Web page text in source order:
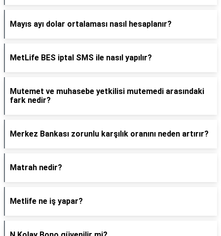
Mayıs ayı dolar ortalaması nasıl hesaplanır?
MetLife BES iptal SMS ile nasıl yapılır?
Mutemet ve muhasebe yetkilisi mutemedi arasındaki
fark nedir?
Merkez Bankası zorunlu karşılık oranını neden artırır?
Matrah nedir?
Metlife ne iş yapar?